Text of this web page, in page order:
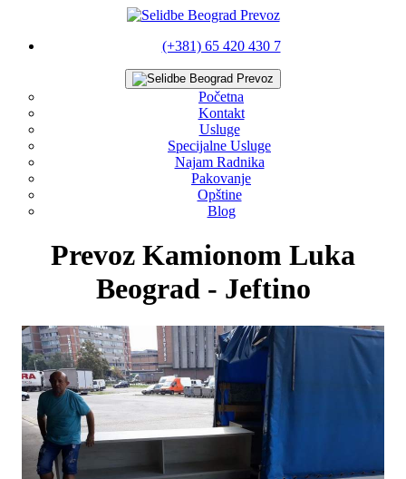
(+381) 65 420 430 7
Početna
Kontakt
Usluge
Specijalne Usluge
Najam Radnika
Pakovanje
Opštine
Blog
Prevoz Kamionom Luka
Beograd - Jeftino